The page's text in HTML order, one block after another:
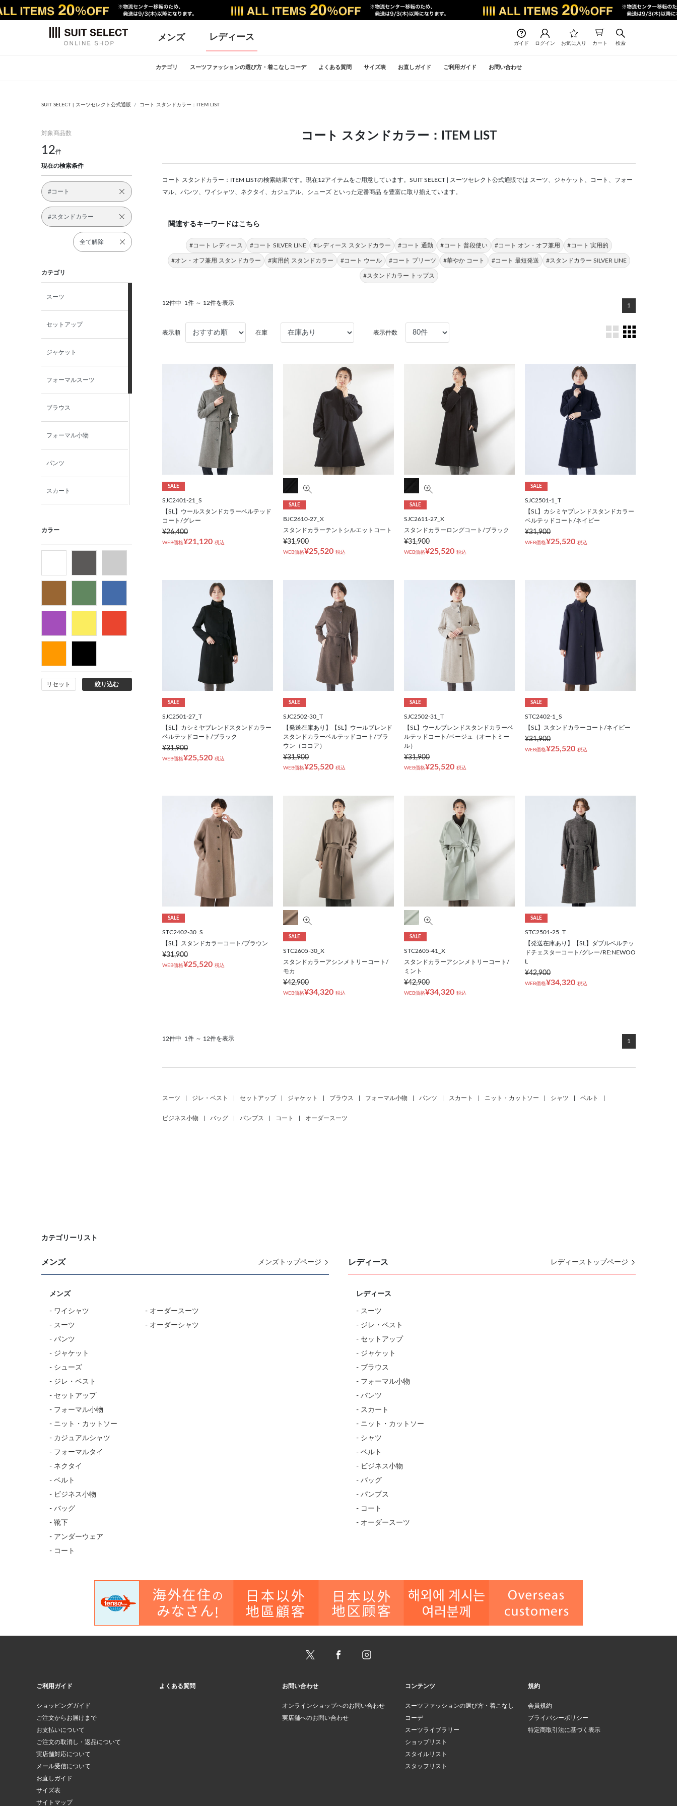
メンズ レディース
ガイド ログイン お気に入り カート 検索
カテゴリ スーツファッションの選び方・着こなしコーデ よくある質問 サイズ表 お直しガイド ご利用ガイド お問い合わせ
SUIT SELECT | スーツセレクト公式通販 コート スタンドカラー：ITEM LIST
対象商品数
12件
現在の検索条件
#コート
#スタンドカラー
全て解除
カテゴリ
スーツ
セットアップ
ジャケット
フォーマルスーツ
ブラウス
フォーマル小物
パンツ
スカート
シャツ
ベルト
コート
カラー
リセット 絞り込む
コート スタンドカラー：ITEM LIST
コート スタンドカラー：ITEM LISTの検索結果です。現在12アイテムをご用意しています。SUIT SELECT | スーツセレクト公式通販では スーツ、ジャケット、コート、フォー
マル、パンツ、ワイシャツ、ネクタイ、カジュアル、シューズ といった定番商品 を豊富に取り揃えています。
関連するキーワードはこちら
#コート レディース #コート SILVER LINE #レディース スタンドカラー #コート 通勤 #コート 普段使い #コート オン・オフ兼用 #コート 実用的
#オン・オフ兼用 スタンドカラー #実用的 スタンドカラー #コート ウール #コート プリーツ #華やか コート #コート 最短発送 #スタンドカラー SILVER LINE
#スタンドカラー トップス
12件中 1件 ～ 12件を表示 1
表示順 在庫 表示件数
SALE
SJC2401-21_S
【SL】ウールスタンドカラーベルテッド
コート/グレー
¥26,400
WEB価格¥21,120 税込
SALE
BJC2610-27_X
スタンドカラーテントシルエットコート
¥31,900
WEB価格¥25,520 税込
SALE
SJC2611-27_X
スタンドカラーロングコート/ブラック
¥31,900
WEB価格¥25,520 税込
SALE
SJC2501-1_T
【SL】カシミヤブレンドスタンドカラー
ベルテッドコート/ネイビー
¥31,900
WEB価格¥25,520 税込
SALE
SJC2501-27_T
【SL】カシミヤブレンドスタンドカラー
ベルテッドコート/ブラック
¥31,900
WEB価格¥25,520 税込
SALE
SJC2502-30_T
【発送在庫あり】【SL】ウールブレンド
スタンドカラーベルテッドコート/ブラ
ウン（ココア）
¥31,900
WEB価格¥25,520 税込
SALE
SJC2502-31_T
【SL】ウールブレンドスタンドカラーベ
ルテッドコート/ベージュ（オートミー
ル）
¥31,900
WEB価格¥25,520 税込
SALE
STC2402-1_S
【SL】スタンドカラーコート/ネイビー
¥31,900
WEB価格¥25,520 税込
SALE
STC2402-30_S
【SL】スタンドカラーコート/ブラウン
¥31,900
WEB価格¥25,520 税込
SALE
STC2605-30_X
スタンドカラーアシンメトリーコート/
モカ
¥42,900
WEB価格¥34,320 税込
SALE
STC2605-41_X
スタンドカラーアシンメトリーコート/
ミント
¥42,900
WEB価格¥34,320 税込
SALE
STC2501-25_T
【発送在庫あり】【SL】ダブルベルテッ
ドチェスターコート/グレー/RE:NEWOO
L
¥42,900
WEB価格¥34,320 税込
12件中 1件 ～ 12件を表示 1
スーツ ジレ・ベスト セットアップ ジャケット ブラウス フォーマル小物 パンツ スカート ニット・カットソー シャツ ベルト
ビジネス小物 バッグ パンプス コート オーダースーツ
カテゴリーリスト
メンズ メンズトップページ
メンズ
- ワイシャツ
- スーツ
- パンツ
- ジャケット
- シューズ
- ジレ・ベスト
- セットアップ
- フォーマル小物
- ニット・カットソー
- カジュアルシャツ
- フォーマルタイ
- ネクタイ
- ベルト
- ビジネス小物
- バッグ
- 靴下
- アンダーウェア
- コート
- オーダースーツ
- オーダーシャツ
レディース レディーストップページ
レディース
- スーツ
- ジレ・ベスト
- セットアップ
- ジャケット
- ブラウス
- フォーマル小物
- パンツ
- スカート
- ニット・カットソー
- シャツ
- ベルト
- ビジネス小物
- バッグ
- パンプス
- コート
- オーダースーツ
ご利用ガイド
ショッピングガイド
ご注文からお届けまで
お支払いについて
ご注文の取消し・返品について
実店舗対応について
メール受信について
お直しガイド
サイズ表
サイトマップ
よくある質問 お問い合わせ
オンラインショップへのお問い合わせ
実店舗へのお問い合わせ
コンテンツ
スーツファッションの選び方・着こなし
コーデ
スーツライブラリー
ショップリスト
スタイルリスト
スタッフリスト
規約
会員規約
プライバシーポリシー
特定商取引法に基づく表示